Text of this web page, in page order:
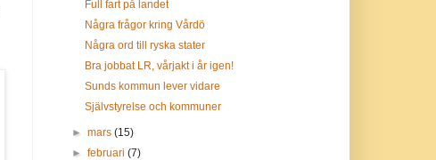
Full fart på landet
Några frågor kring Vårdö
Några ord till ryska stater
Bra jobbat LR, vårjakt i år igen!
Sunds kommun lever vidare
Självstyrelse och kommuner
► mars (15)
► februari (7)